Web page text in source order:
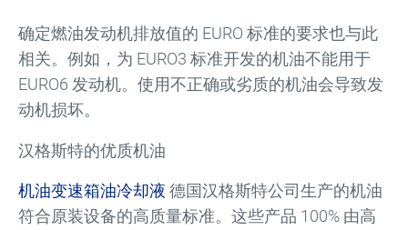
确定燃油发动机排放值的 EURO 标准的要求也与此
相关。例如，为 EURO3 标准开发的机油不能用于
EURO6 发动机。使用不正确或劣质的机油会导致发
动机损坏。
汉格斯特的优质机油
机油变速箱油冷却液 德国汉格斯特公司生产的机油
符合原装设备的高质量标准。这些产品 100% 由高